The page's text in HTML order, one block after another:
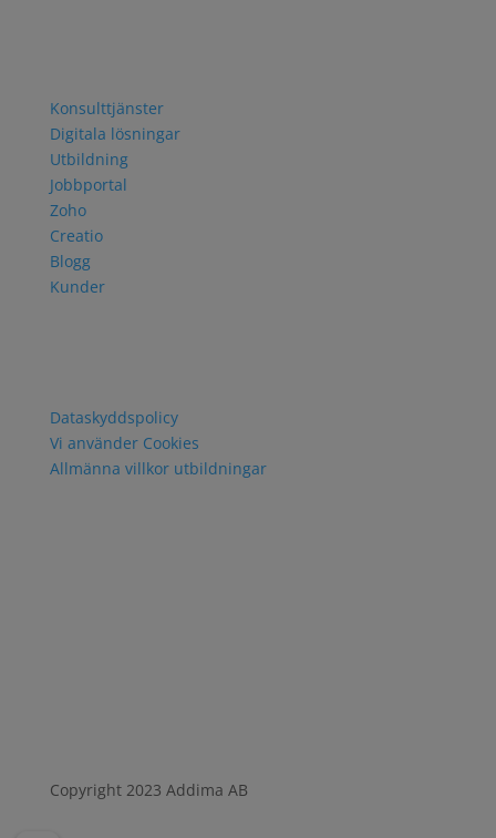
Konsulttjänster
Digitala lösningar
Utbildning
Jobbportal
Zoho
Creatio
Blogg
Kunder
Dataskyddspolicy
Vi använder Cookies
Allmänna villkor utbildningar
Copyright 2023 Addima AB